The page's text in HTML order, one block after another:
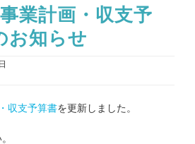
業計画・収支予
お知らせ
収支予算書を更新しました。